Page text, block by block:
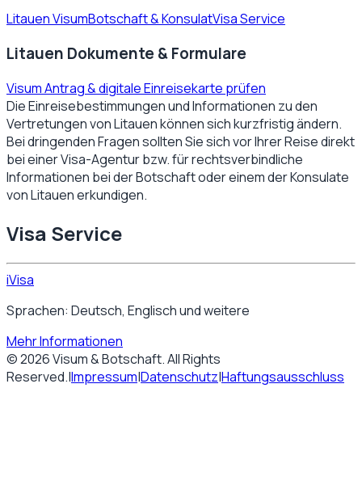
Litauen VisumBotschaft & KonsulatVisa Service
Litauen Dokumente & Formulare
Visum Antrag & digitale Einreisekarte prüfen
Die Einreisebestimmungen und Informationen zu den
Vertretungen vonLitauenkönnen sich kurzfristig ändern.
Bei dringenden Fragen sollten Sie sich vor Ihrer Reise direkt
bei einer Visa-Agentur bzw. für rechtsverbindliche
Informationen bei der Botschaft oder einem der Konsulate
vonLitauenerkundigen.
Visa Service
iVisa
Sprachen: Deutsch, Englisch und weitere
Mehr Informationen
©2026Visum & Botschaft. All Rights
Reserved.|Impressum|Datenschutz|Haftungsausschluss